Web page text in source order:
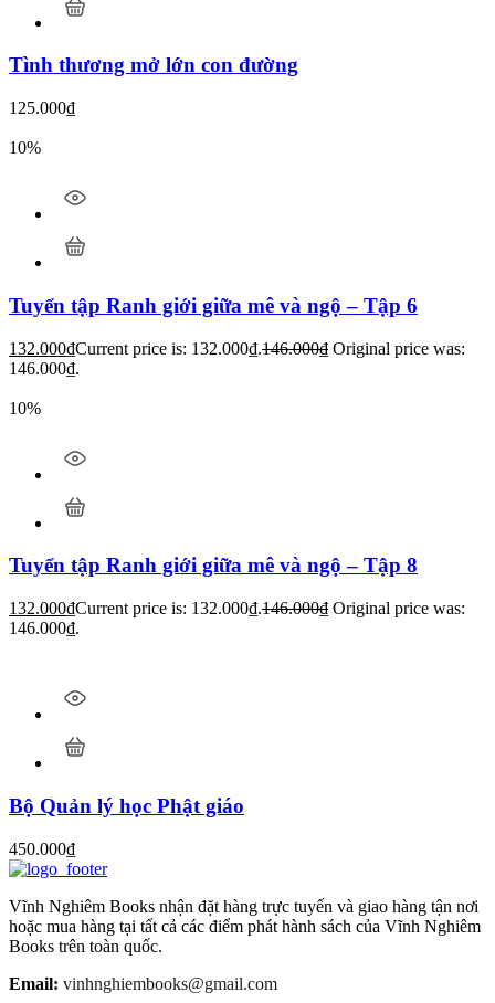
Tình thương mở lớn con đường
125.000₫
10%
Tuyển tập Ranh giới giữa mê và ngộ – Tập 6
132.000₫Current price is: 132.000₫.146.000₫ Original price was:
146.000₫.
10%
Tuyển tập Ranh giới giữa mê và ngộ – Tập 8
132.000₫Current price is: 132.000₫.146.000₫ Original price was:
146.000₫.
Bộ Quản lý học Phật giáo
450.000₫
Vĩnh Nghiêm Books nhận đặt hàng trực tuyến và giao hàng tận nơi
hoặc mua hàng tại tất cả các điểm phát hành sách của Vĩnh Nghiêm
Books trên toàn quốc.
Email: vinhnghiembooks@gmail.com